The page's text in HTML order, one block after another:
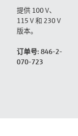
提供 100 V、
115 V 和 230 V
版本。
订单号: 846-2-
070-723